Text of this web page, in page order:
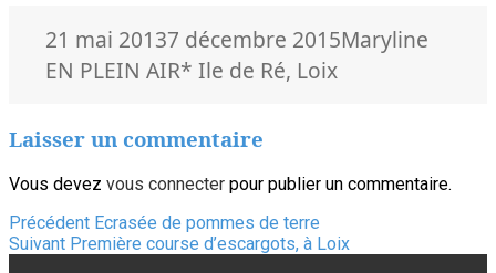
Publié
le
21 mai 20137 décembre 2015Auteur
Maryline
EN PLEIN AIRMots-
* Ile de Ré, Loix
Laisser un commentaire
Vous devez vous connecter pour publier un commentaire.
Navigation
de
Précédent Article
précédent :
Ecrasée de pommes de terre
Suivant Article
Première course d’escargots, à Loix